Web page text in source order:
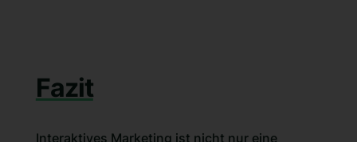
Fazit
Interaktives Marketing ist nicht nur eine